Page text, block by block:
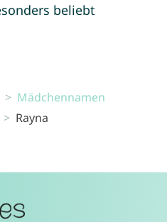
beliebt
Mädchennamen
Rayna